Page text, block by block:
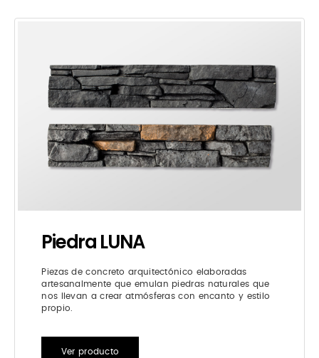
Piedra LUNA
Piezas de concreto arquitectónico elaboradas
artesanalmente que emulan piedras naturales que
nos llevan a crear atmósferas con encanto y estilo
propio.
Ver producto